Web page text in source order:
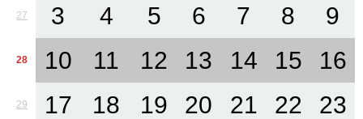
27 3 4 5 6 7 8 9
28 10 11 12 13 14 15 16
29 17 18 19 20 21 22 23